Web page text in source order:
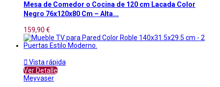
Mesa de Comedor o Cocina de 120 cm Lacada Color
Negro 76x120x80 Cm – Alta...
159,90 €
 Vista rápida
Ver Detalle
Meyvaser